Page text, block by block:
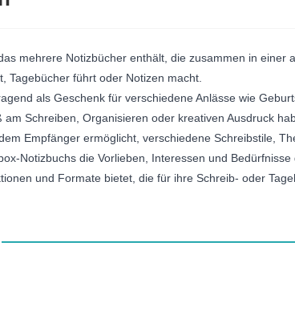
mehrere Notizbücher enthält, die zusammen in
Tagebücher führt oder Notizen macht.
als Geschenk für verschiedene Anlässe wie
Schreiben, Organisieren oder kreativen Ausdruck
Empfänger ermöglicht, verschiedene Schreibstile,
Notizbuchs die Vorlieben, Interessen und
und Formate bietet, die für ihre Schreib- oder